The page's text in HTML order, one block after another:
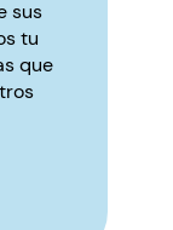
sus
tu
que